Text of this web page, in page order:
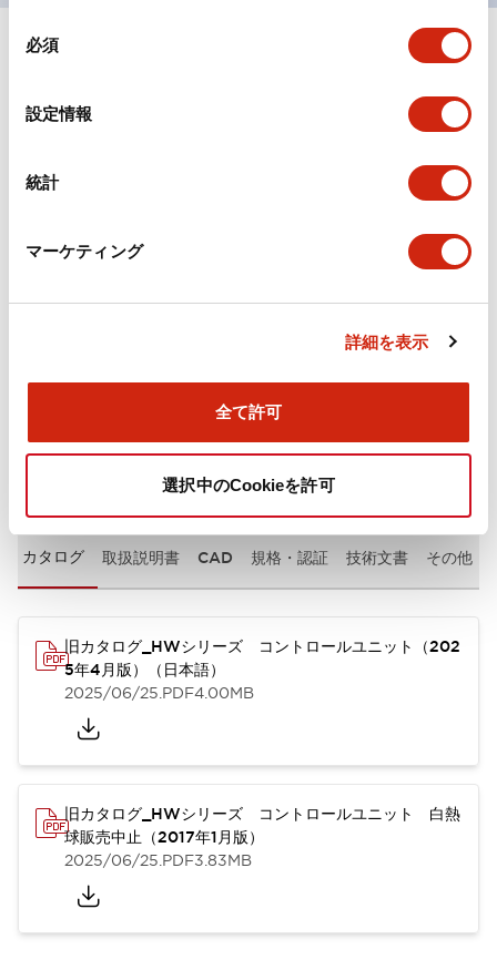
必須
設定情報
統計
マーケティング
詳細を表示
全て許可
選択中のCookieを許可
仕様 すべて展開+
形状仕様
電気的仕様(照光部定格)
ドキュメントとファイル
カタログ 取扱説明書 CAD 規格・認証 技術文書 その他
旧カタログ_HWシリーズ コントロールユニット（202
5年4月版）（日本語）
2025/06/25.PDF4.00MB
旧カタログ_HWシリーズ コントロールユニット 白熱
球販売中止（2017年1月版）
2025/06/25.PDF3.83MB